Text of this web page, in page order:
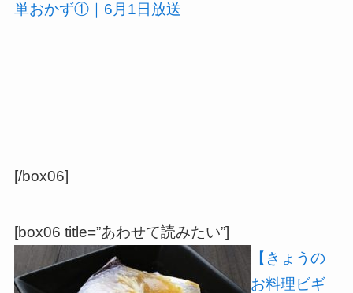
単おかず①｜6月1日放送
[/box06]
[box06 title=”あわせて読みたい”]
【きょうの
お料理ビギ